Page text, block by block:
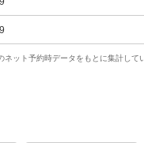
ット予約時データをもとに集計して